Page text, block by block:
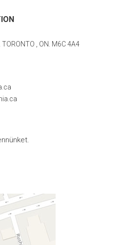
TORONTO , ON. M6C 4A4